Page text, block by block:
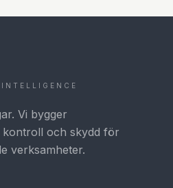
Vi bygger
och skydd för
verksamheter.